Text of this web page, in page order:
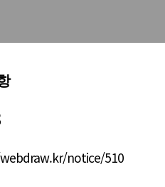
notice/510